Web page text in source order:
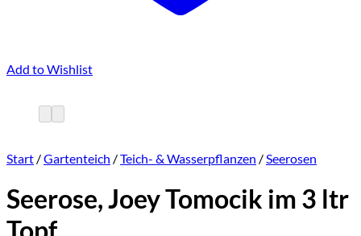
Add to Wishlist
Start /Gartenteich /Teich- & Wasserpflanzen /Seerosen
Seerose, Joey Tomocik im 3 ltr